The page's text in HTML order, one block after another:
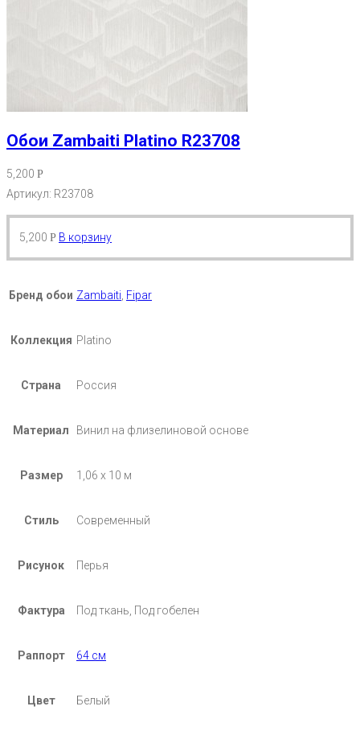
Обои Zambaiti Platino R23708
5,200 Р
Артикул: R23708
5,200 Р В корзину
Бренд обои Zambaiti, Fipar
Коллекция Platino
Страна Россия
Материал Винил на флизелиновой основе
Размер 1,06 х 10 м
Стиль Современный
Рисунок Перья
Фактура Под ткань, Под гобелен
Раппорт 64 см
Цвет Белый